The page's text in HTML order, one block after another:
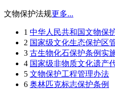
文物保护法规更多...
1 中华人民共和国文物保
2 国家级文化生态保护区
3 古生物化石保护条例实
4 国家级非物质文化遗产
5 文物保护工程管理办法
6 奥林匹克标志保护条例